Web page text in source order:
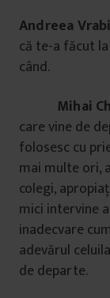
Andreea
că te-a făcut
când.
Mihai
care vine de
folosesc cu
mai multe ori,
colegi,
mici intervine
inadecvare
adevărul
de departe.